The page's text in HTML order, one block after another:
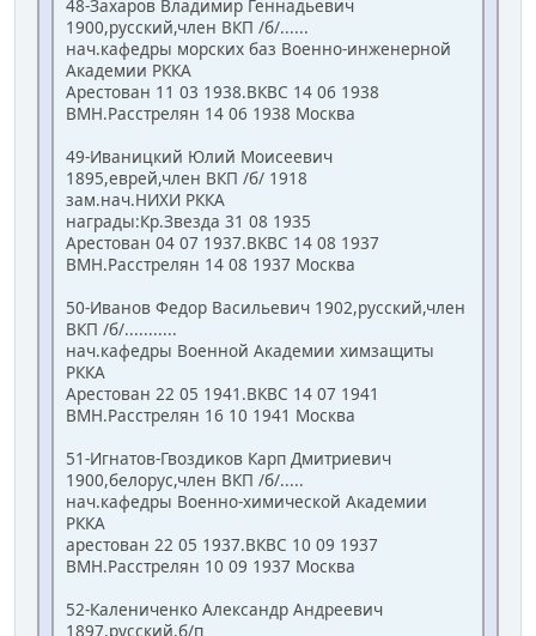
48-Захаров Владимир Геннадьевич
1900,русский,член ВКП /б/......
нач.кафедры морских баз Военно-инженерной
Академии РККА
Арестован 11 03 1938.ВКВС 14 06 1938
ВМН.Расстрелян 14 06 1938 Москва
49-Иваницкий Юлий Моисеевич
1895,еврей,член ВКП /б/ 1918
зам.нач.НИХИ РККА
награды:Кр.Звезда 31 08 1935
Арестован 04 07 1937.ВКВС 14 08 1937
ВМН.Расстрелян 14 08 1937 Москва
50-Иванов Федор Васильевич 1902,русский,член
ВКП /б/...........
нач.кафедры Военной Академии химзащиты
РККА
Арестован 22 05 1941.ВКВС 14 07 1941
ВМН.Расстрелян 16 10 1941 Москва
51-Игнатов-Гвоздиков Карп Дмитриевич
1900,белорус,член ВКП /б/.....
нач.кафедры Военно-химической Академии
РККА
арестован 22 05 1937.ВКВС 10 09 1937
ВМН.Расстрелян 10 09 1937 Москва
52-Калениченко Александр Андреевич
1897,русский,б/п